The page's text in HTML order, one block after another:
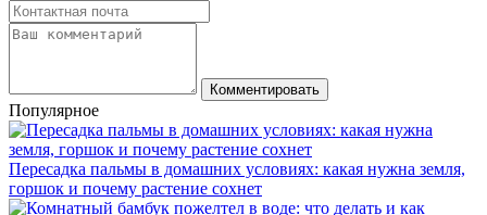
Комментировать
Популярное
Пересадка пальмы в домашних условиях: какая нужна земля,
горшок и почему растение сохнет